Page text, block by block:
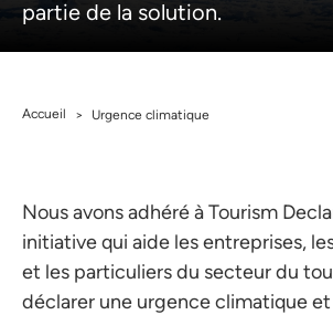
partie de la solution.
Accueil > Urgence climatique
Nous avons adhéré à Tourism
initiative qui aide les entreprises,
et les particuliers du secteur du
déclarer une urgence climatique